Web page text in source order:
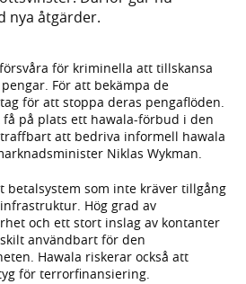
nya åtgärder.
för kriminella att tillskansa
För att bekämpa de
för att stoppa deras pengaflöden.
på plats ett hawala-förbud i den
att bedriva informell hawala
Niklas Wykman.
betalsystem som inte kräver tillgång
Hög grad av
och ett stort inslag av kontanter
användbart för den
Hawala riskerar också att
för terrorfinansiering.